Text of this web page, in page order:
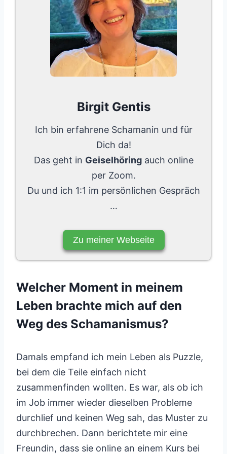
Birgit Gentis
Ich bin erfahrene Schamanin und für
Dich da!
Das geht in Geiselhöringauch online
per Zoom.
Du und ich 1:1 im persönlichen Gespräch
…
Zu meiner Webseite
Welcher Moment in meinem
Leben brachte mich auf den
Weg des Schamanismus?
Damals empfand ich mein Leben als Puzzle,
bei dem die Teile einfach nicht
zusammenfinden wollten. Es war, als ob ich
im Job immer wieder dieselben Probleme
durchlief und keinen Weg sah, das Muster zu
durchbrechen. Dann berichtete mir eine
Freundin, dass sie online an einem Kurs bei